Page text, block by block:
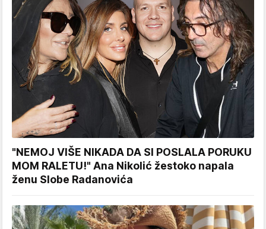
"NEMOJ VIŠE NIKADA DA SI POSLALA PORUKU
MOM RALETU!" Ana Nikolić žestoko napala
ženu Slobe Radanovića